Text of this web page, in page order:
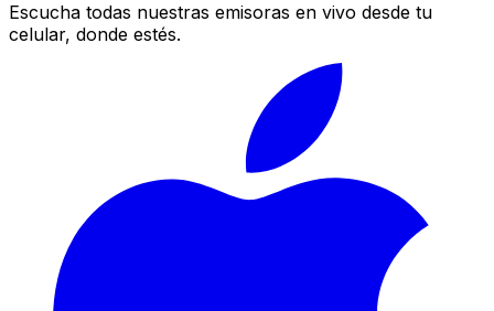
Escucha todas nuestras emisoras en vivo desde tu
celular, donde estés.